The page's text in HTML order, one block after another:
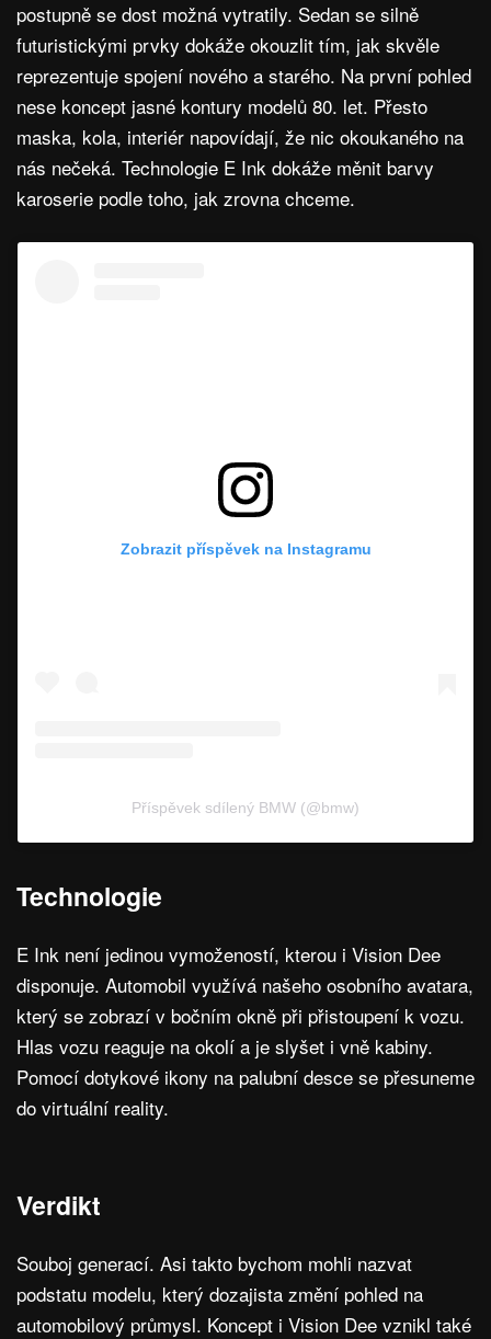
postupně se dost možná vytratily. Sedan se silně
futuristickými prvky dokáže okouzlit tím, jak skvěle
reprezentuje spojení nového a starého. Na první pohled
nese koncept jasné kontury modelů 80. let. Přesto
maska, kola, interiér napovídají, že nic okoukaného na
nás nečeká. Technologie E Ink dokáže měnit barvy
karoserie podle toho, jak zrovna chceme.
Zobrazit příspěvek na Instagramu
Příspěvek sdílený BMW (@bmw)
Technologie
E Ink není jedinou vymožeností, kterou i Vision Dee
disponuje. Automobil využívá našeho osobního avatara,
který se zobrazí v bočním okně při přistoupení k vozu.
Hlas vozu reaguje na okolí a je slyšet i vně kabiny.
Pomocí dotykové ikony na palubní desce se přesuneme
do virtuální reality.
Verdikt
Souboj generací. Asi takto bychom mohli nazvat
podstatu modelu, který dozajista změní pohled na
automobilový průmysl. Koncept i Vision Dee vznikl také